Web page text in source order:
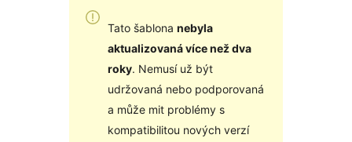
Tato šablona nebyla
aktualizovaná více než dva
roky. Nemusí už být
udržovaná nebo podporovaná
a může mit problémy s
kompatibilitou nových verzí